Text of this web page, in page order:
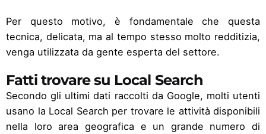
Per questo motivo, è fondamentale che questa
tecnica, delicata, ma al tempo stesso molto redditizia,
venga utilizzata da gente esperta del settore.
Fatti trovare su Local Search
Secondo gli ultimi dati raccolti da Google, molti utenti
usano la Local Search per trovare le attività disponibili
nella loro area geografica e un grande numero di